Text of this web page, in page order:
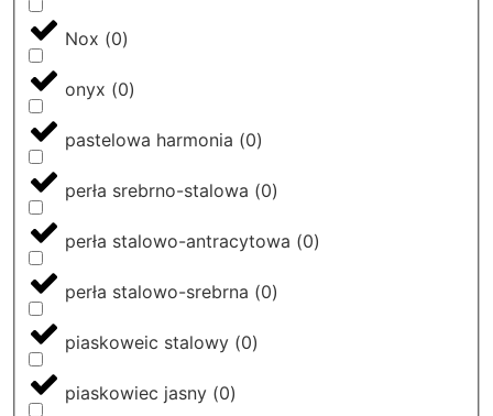
Nox (0)
onyx (0)
pastelowa harmonia (0)
perła srebrno-stalowa (0)
perła stalowo-antracytowa (0)
perła stalowo-srebrna (0)
piaskoweic stalowy (0)
piaskowiec jasny (0)